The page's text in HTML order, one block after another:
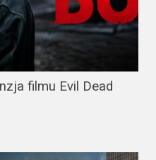
filmu Evil Dead